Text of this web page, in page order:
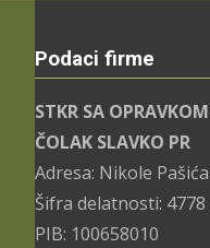
Podaci firme
STKR SA
ČOLAK SLAVKO PR
Adresa: Nikole
Šifra delatnosti: 4778
PIB: 100658010